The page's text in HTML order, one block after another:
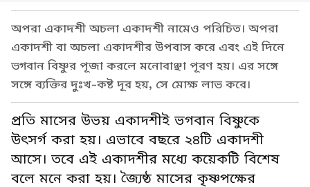
অপরা একাদশী অচলা একাদশী নামেও পরিচিত। অপরা
একাদশী বা অচলা একাদশীর উপবাস করে এবং এই দিনে
ভগবান বিষ্ণুর পূজা করলে মনোবাঞ্ছা পূরণ হয়। এর সঙ্গে
সঙ্গে ব্যক্তির দুঃখ-কষ্ট দূর হয়, সে মোক্ষ লাভ করে।
প্রতি মাসের উভয় একাদশীই ভগবান বিষ্ণুকে
উৎসর্গ করা হয়। এভাবে বছরে ২৪টি একাদশী
আসে। তবে এই একাদশীর মধ্যে কয়েকটি বিশেষ
বলে মনে করা হয়। জ্যৈষ্ঠ মাসের কৃষ্ণপক্ষের